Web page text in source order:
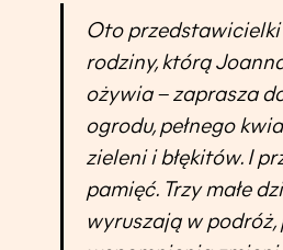
Oto
rodziny, którą
ożywia – zaprasza
ogrodu, pełnego
zieleni i błękitów. I
pamięć. Trzy małe
wyruszają w